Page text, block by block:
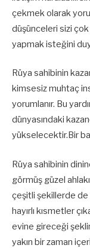
çekmek olarak
düşünceleri sizi
yapmak isteğini
Rüya sahibinin
kimsesiz muhtaç
yorumlanır. Bu
dünyasındaki
yükselecektir.Bir
Rüya sahibinin
görmüş güzel
çeşitli şekillerde de
hayırlı kısmetler
evine gireceği
yakın bir zaman